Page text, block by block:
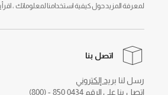
لمعرفة المزيد حول كيفية استخدامنا لمعلوماتك ، اقرأ
اتصل بنا
رسل لنا بريد إلكتروني
اتصل بنا على الرقم 0434 850 - (800)